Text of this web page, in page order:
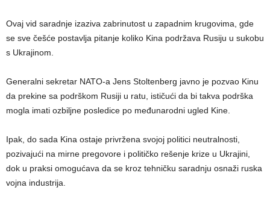
Ovaj vid saradnje izaziva zabrinutost u zapadnim krugovima, gde
se sve češće postavlja pitanje koliko Kina podržava Rusiju u sukobu
s Ukrajinom.
Generalni sekretar NATO-a Jens Stoltenberg javno je pozvao Kinu
da prekine sa podrškom Rusiji u ratu, ističući da bi takva podrška
mogla imati ozbiljne posledice po međunarodni ugled Kine.
Ipak, do sada Kina ostaje privržena svojoj politici neutralnosti,
pozivajući na mirne pregovore i političko rešenje krize u Ukrajini,
dok u praksi omogućava da se kroz tehničku saradnju osnaži ruska
vojna industrija.